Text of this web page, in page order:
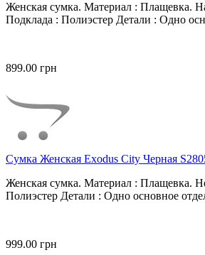
Женская сумка. Материал : Плащевка.
Подклада : Полиэстер Детали : Одно
899.00 грн
Сумка Женская Exodus City Черная
Женская сумка. Материал : Плащевка.
Полиэстер Детали : Одно основное
999.00 грн